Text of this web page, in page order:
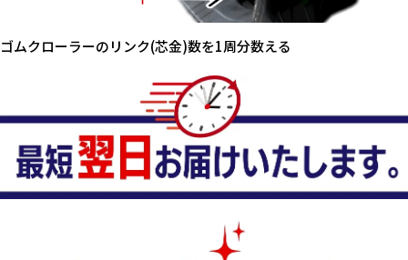
ゴムクローラーのリンク(芯金)数を1周分数える